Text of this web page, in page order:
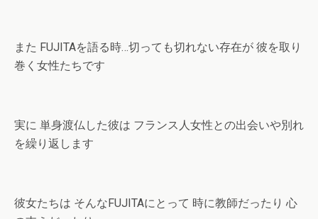
また FUJITAを語る時…切っても切れない存在が 彼を取り
巻く女性たちです
実に 単身渡仏した彼は フランス人女性との出会いや別れ
を繰り返します
彼女たちは そんなFUJITAにとって 時に教師だったり 心